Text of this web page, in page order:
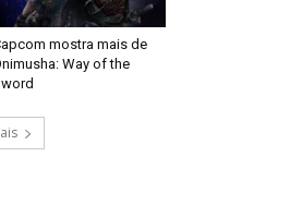
mostra mais de
Way of the